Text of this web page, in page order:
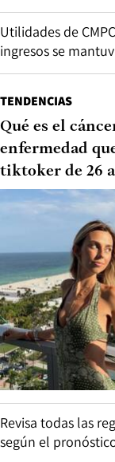
Utilidades de
ingresos se
TENDENCIAS
Qué es el
enfermedad
tiktoker de 26
Revisa todas las
según el